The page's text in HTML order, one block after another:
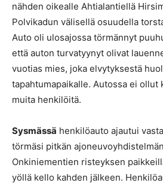
nähden oikealle Ahtialantiellä
Polvikadun välisellä osuudella
Auto oli ulosajossa törmännyt
että auton turvatyynyt olivat
vuotias mies, joka elvytyksestä
tapahtumapaikalle. Autossa ei ollut
muita henkilöitä.
Sysmässä henkilöauto ajautui
törmäsi pitkän
Onkiniementien risteyksen
yöllä kello kahden jälkeen.